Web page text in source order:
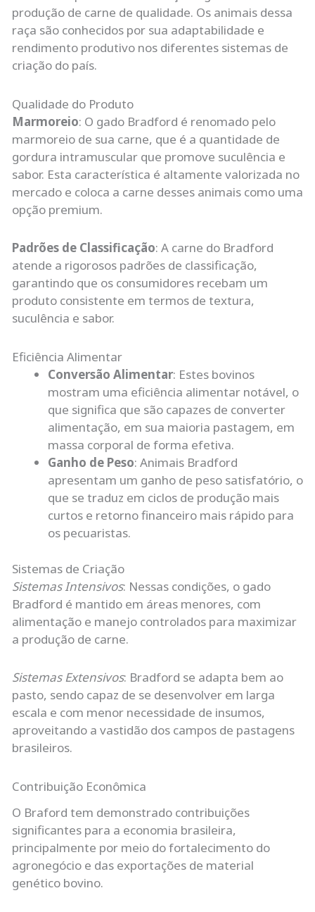
produção de carne de qualidade. Os animais dessa
raça são conhecidos por sua adaptabilidade e
rendimento produtivo nos diferentes sistemas de
criação do país.
Qualidade do Produto
Marmoreio: O gado Bradford é renomado pelo
marmoreio de sua carne, que é a quantidade de
gordura intramuscular que promove suculência e
sabor. Esta característica é altamente valorizada no
mercado e coloca a carne desses animais como uma
opção premium.
Padrões de Classificação: A carne do Bradford
atende a rigorosos padrões de classificação,
garantindo que os consumidores recebam um
produto consistente em termos de textura,
suculência e sabor.
Eficiência Alimentar
Conversão Alimentar: Estes bovinos
mostram uma eficiência alimentar notável, o
que significa que são capazes de converter
alimentação, em sua maioria pastagem, em
massa corporal de forma efetiva.
Ganho de Peso: Animais Bradford
apresentam um ganho de peso satisfatório, o
que se traduz em ciclos de produção mais
curtos e retorno financeiro mais rápido para
os pecuaristas.
Sistemas de Criação
Sistemas Intensivos: Nessas condições, o gado
Bradford é mantido em áreas menores, com
alimentação e manejo controlados para maximizar
a produção de carne.
Sistemas Extensivos: Bradford se adapta bem ao
pasto, sendo capaz de se desenvolver em larga
escala e com menor necessidade de insumos,
aproveitando a vastidão dos campos de pastagens
brasileiros.
Contribuição Econômica
O Braford tem demonstrado contribuições
significantes para a economia brasileira,
principalmente por meio do fortalecimento do
agronegócio e das exportações de material
genético bovino.